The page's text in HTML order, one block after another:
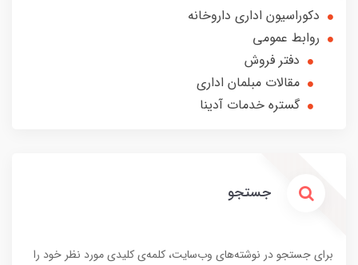
دکوراسیون اداری داروخانه
روابط عمومی
دفتر فروش
مقالات مبلمان اداری
گستره خدمات آدینا
جستجو
برای جستجو در نوشته‌های وب‌سایت، کلمه‌ی کلیدی مورد نظر خود را